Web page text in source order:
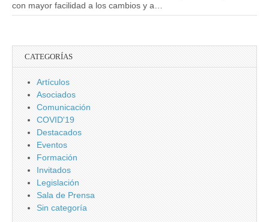
con mayor facilidad a los cambios y a…
CATEGORÍAS
Artículos
Asociados
Comunicación
COVID'19
Destacados
Eventos
Formación
Invitados
Legislación
Sala de Prensa
Sin categoría